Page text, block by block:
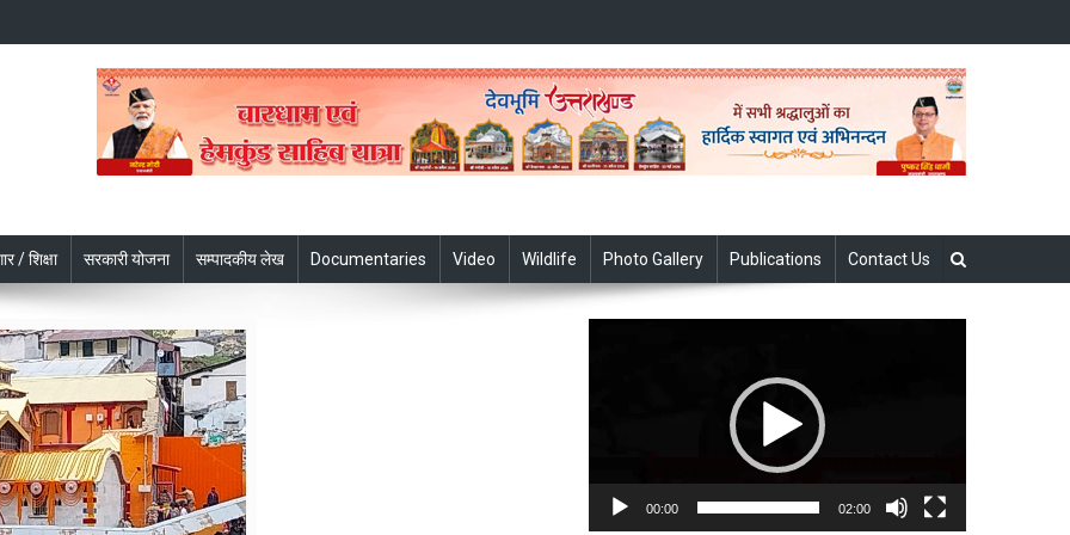
/ शिक्षा सरकारी योजना सम्पादकीय लेख Documentaries Video Wildlife Photo Gallery Publications Contact Us
00:00 02:00